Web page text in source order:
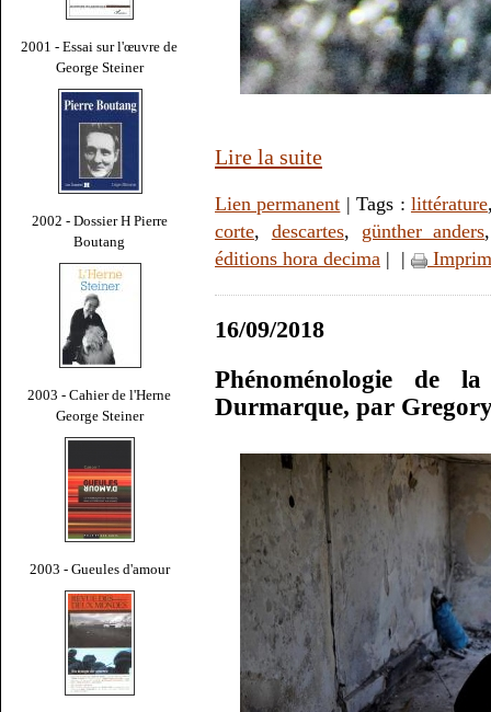
2001 - Essai sur l'œuvre de
George Steiner
2002 - Dossier H Pierre
Boutang
2003 - Cahier de l'Herne
George Steiner
2003 - Gueules d'amour
Lire la suite
Lien permanent | Tags : littérature
corte, descartes, günther anders
éditions hora decima | |
16/09/2018
Phénoménologie de
Durmarque, par